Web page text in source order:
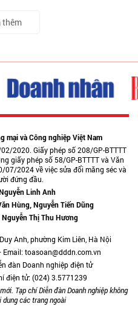
thêm
mại và Công nghiệp Việt Nam
2020. Giấy phép số 208/GP-BTTTT
giấy phép số 58/GP-BTTTT và Văn
07/2024 về việc sửa đổi măng séc và
đứng đầu.
Linh Anh
Hùng, Nguyễn Tiến Dũng
Nguyễn Thị Thu Hương
Anh, phường Kim Liên, Hà Nội
toasoan@dddn.com.vn
đàn Doanh nghiệp điện tử
điện tử: (024) 3.5771239
Tạp chí Diễn đàn Doanh nghiệp không
các trang ngoài